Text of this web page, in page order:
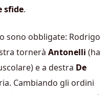
sfide.
sono obbligate: Rodrigo
tornerà Antonelli (ha
e a destra De
Cambiando gli ordini